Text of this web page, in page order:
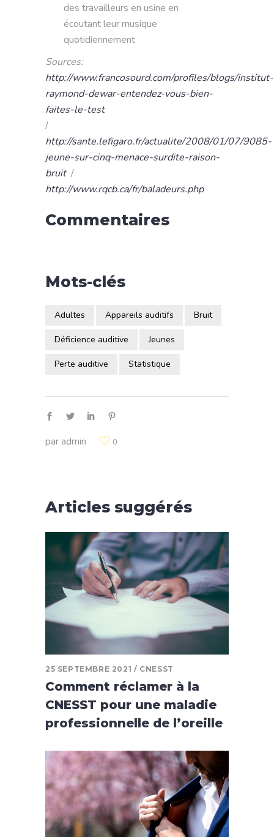
des travailleurs en usine en
écoutant leur musique
quotidiennement
Sources:
http://www.francosourd.com/profiles/blogs/institut-
raymond-dewar-entendez-vous-bien-
faites-le-test
/
http://sante.lefigaro.fr/actualite/2008/01/07/9085-
jeune-sur-cinq-menace-surdite-raison-
bruit /
http://www.rqcb.ca/fr/baladeurs.php
Commentaires
Mots-clés
Adultes Appareils auditifs Bruit
Déficience auditive Jeunes
Perte auditive Statistique
paradmin 0
Articles suggérés
25 SEPTEMBRE 2021 CNESST
Comment réclamer à la
CNESST pour une maladie
professionnelle de l’oreille